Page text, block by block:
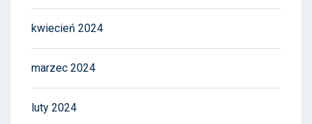
kwiecień 2024
marzec 2024
luty 2024